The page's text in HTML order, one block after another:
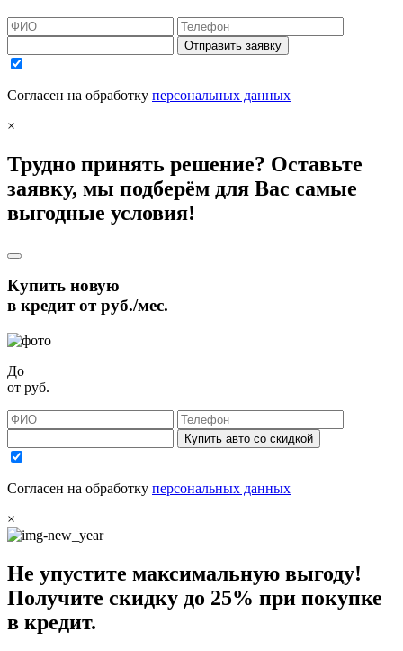
Отправить заявку
Согласен на обработку персональных данных
×
Трудно принять решение? Оставьте
заявку, мы подберём для Вас самые
выгодные условия!
Купить новую
в кредит отруб./мес.
До
от руб.
Купить авто со скидкой
Согласен на обработку персональных данных
×
Не упустите максимальную выгоду!
Получите скидку до 25% при покупке
в кредит.